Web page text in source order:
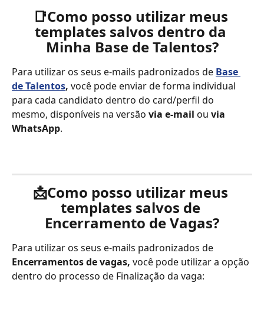
📑Como posso utilizar meus
templates salvos dentro da
Minha Base de Talentos?
Para utilizar os seus e-mails padronizados de Base
de Talentos, você pode enviar de forma individual
para cada candidato dentro do card/perfil do
mesmo, disponíveis na versão via e-mail ou via
WhatsApp.
📩Como posso utilizar meus
templates salvos de
Encerramento de Vagas?
Para utilizar os seus e-mails padronizados de
Encerramentos de vagas, você pode utilizar a opção
dentro do processo de Finalização da vaga: